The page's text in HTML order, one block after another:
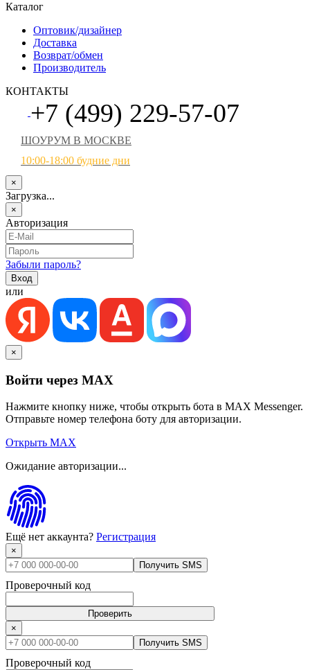
Каталог
Оптовик/дизайнер
Доставка
Возврат/обмен
Производитель
КОНТАКТЫ
+7 (499) 229-57-07
ШОУРУМ В МОСКВЕ
10:00-18:00 будние дни
×
Загрузка...
×
Авторизация
Забыли пароль?
или
×
Войти через MAX
Нажмите кнопку ниже, чтобы открыть бота в MAX Messenger.
Отправьте номер телефона боту для авторизации.
Открыть MAX
Ожидание авторизации...
Ещё нет аккаунта? Регистрация
×
Получить SMS
Проверочный код
Проверить
×
Получить SMS
Проверочный код